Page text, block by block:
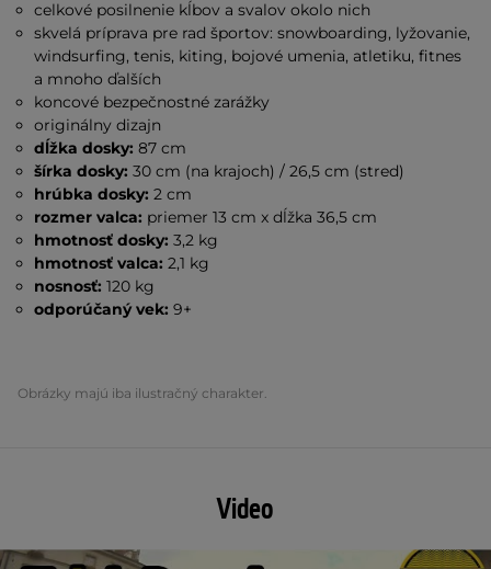
celkové posilnenie kĺbov a svalov okolo nich
skvelá príprava pre rad športov: snowboarding, lyžovanie,
windsurfing, tenis, kiting, bojové umenia, atletiku, fitnes
a mnoho ďalších
koncové bezpečnostné zarážky
originálny dizajn
dĺžka dosky: 87 cm
šírka dosky: 30 cm (na krajoch) / 26,5 cm (stred)
hrúbka dosky: 2 cm
rozmer valca: priemer 13 cm x dĺžka 36,5 cm
hmotnosť dosky: 3,2 kg
hmotnosť valca: 2,1 kg
nosnosť: 120 kg
odporúčaný vek: 9+
Obrázky majú iba ilustračný charakter.
Video